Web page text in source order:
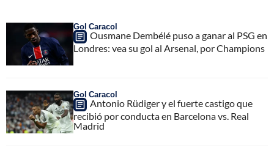
Gol Caracol
Ousmane Dembélé puso a ganar al PSG en
Londres: vea su gol al Arsenal, por Champions
Gol Caracol
Antonio Rüdiger y el fuerte castigo que
recibió por conducta en Barcelona vs. Real
Madrid